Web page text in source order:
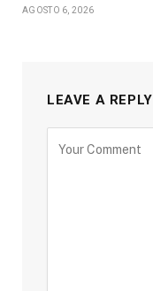
AGOSTO 6, 2026
LEAVE A REPLY